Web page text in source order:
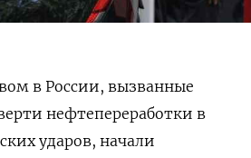
в России, вызванные
нефтепереработки в
ударов, начали